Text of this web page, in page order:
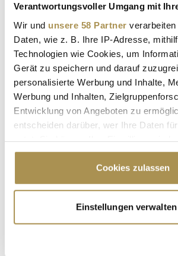
Verantwortungsvoller Umgang mit
Wir und unsere 58 Partner
Daten, wie z. B. Ihre IP-Adresse,
Technologien wie Cookies, um
Gerät zu speichern und darauf
personalisierte Werbung und Inhalte,
Werbung und Inhalten,
Entwicklung von Angeboten zu
entscheiden darüber, wer Ihre Daten
Cookie-Erklärung oder durch Klicken
Trigger Symbol ändern oder widerrufen
Informationen über Ihre
erfassen, welche bis auf einige
Cookies zulassen
Einstellungen verwalten